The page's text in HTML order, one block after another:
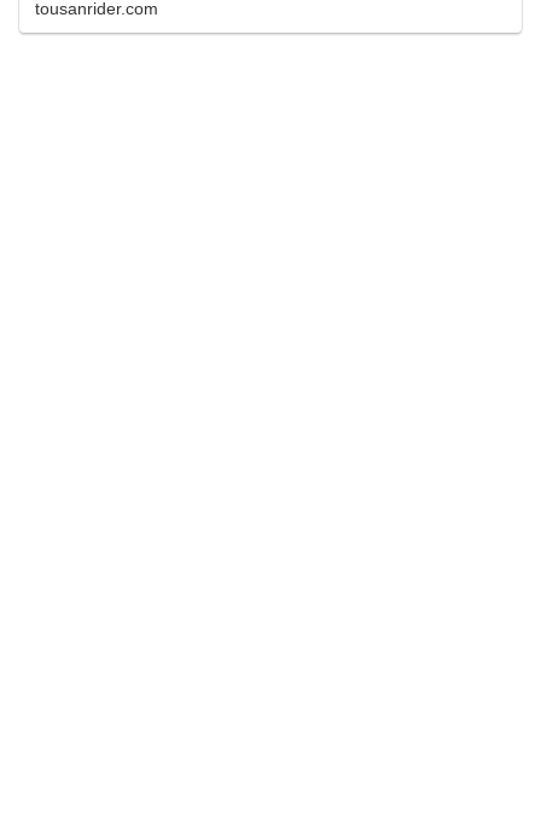
tousanrider.com